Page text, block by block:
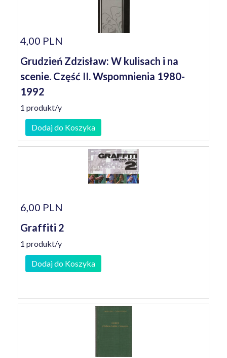
4,00 PLN
Grudzień Zdzisław: W kulisach i na
scenie. Część II. Wspomnienia 1980-
1992
1 produkt/y
Dodaj do Koszyka
6,00 PLN
Graffiti 2
1 produkt/y
Dodaj do Koszyka